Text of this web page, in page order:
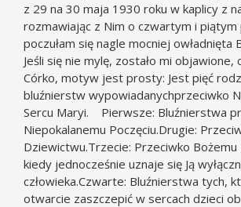
z 29 na 30 maja 1930 roku w kaplicy z
rozmawiając z Nim o czwartym i piątym
poczułam się nagle mocniej owładnięta
Jeśli się nie mylę, zostało mi objawione,
Córko, motyw jest prosty: Jest pięć
bluźnierstw wypowiadanychprzeciwko
Sercu Maryi. Pierwsze: Bluźnierstwa
Niepokalanemu Poczęciu.Drugie:
Dziewictwu.Trzecie: Przeciwko
kiedy jednocześnie uznaje się Ją
człowieka.Czwarte: Bluźnierstwa tych,
otwarcie zaszczepić w sercach dzieci